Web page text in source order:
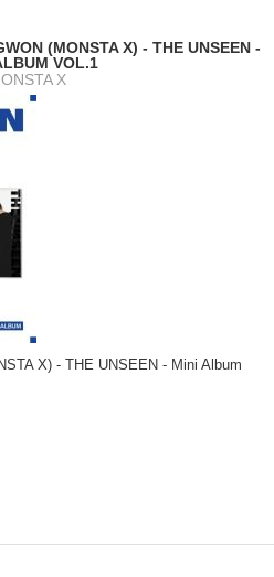
(MONSTA X) - THE UNSEEN -
VOL.1
X
X) - THE UNSEEN - Mini Album